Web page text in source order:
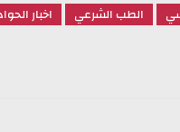
الطب الشرعي اخبار